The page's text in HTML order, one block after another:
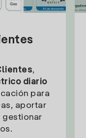
,
diario
para
aportar
gestionar